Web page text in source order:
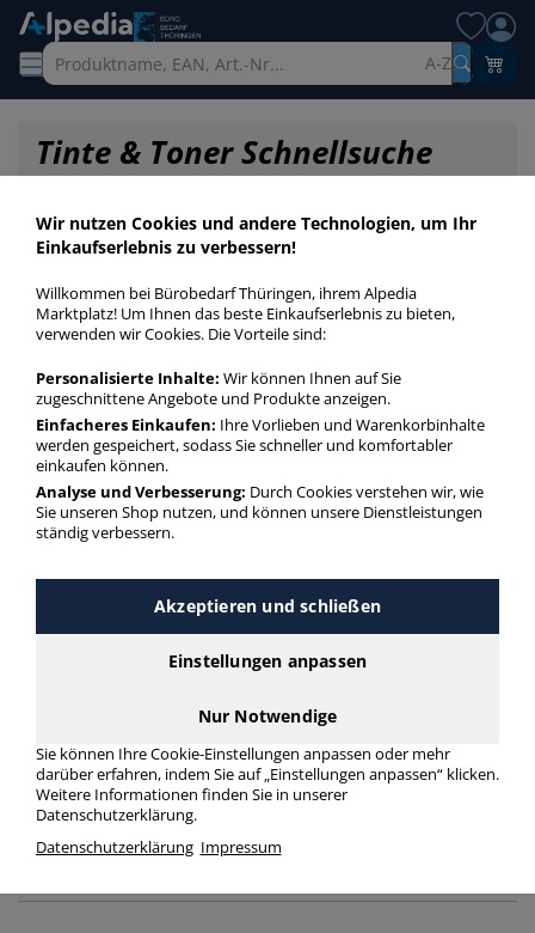
A-Z
Tinte & Toner Schnellsuche
Startseite »
Druckerpatronen Original ca. 4x 500 Seiten
Druckerpatronen Original ca.
4x 500 Seiten > Druckleistung
ca. 4x 500 Seiten
Qualität zum günstigen Preis. Finden Sie schnell
Druckerpatronen Original ca. 4x 500 Seiten mit unserer
Filter-Funktion.
Druckerpatronen Original ca. 4x 500 Seiten
Wir nutzen Cookies und andere Technologien, um Ihr
Einkaufserlebnis zu verbessern!
Willkommen bei Bürobedarf Thüringen, ihrem Alpedia
Marktplatz! Um Ihnen das beste Einkaufserlebnis zu bieten,
verwenden wir Cookies. Die Vorteile sind:
Personalisierte Inhalte: Wir können Ihnen auf Sie
zugeschnittene Angebote und Produkte anzeigen.
Einfacheres Einkaufen: Ihre Vorlieben und Warenkorbinhalte
werden gespeichert, sodass Sie schneller und komfortabler
einkaufen können.
Analyse und Verbesserung: Durch Cookies verstehen wir, wie
Sie unseren Shop nutzen, und können unsere Dienstleistungen
ständig verbessern.
Akzeptieren und schließen
Einstellungen anpassen
Nur Notwendige
Sie können Ihre Cookie-Einstellungen anpassen oder mehr
darüber erfahren, indem Sie auf „Einstellungen anpassen“ klicken.
Weitere Informationen finden Sie in unserer
Datenschutzerklärung.
Datenschutzerklärung Impressum